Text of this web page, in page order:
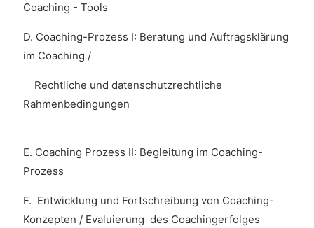
Coaching - Tools
D. Coaching-Prozess I: Beratung und Auftragsklärung
im Coaching /
Rechtliche und datenschutzrechtliche
Rahmenbedingungen
E. Coaching Prozess II: Begleitung im Coaching-
Prozess
F. Entwicklung und Fortschreibung von Coaching-
Konzepten / Evaluierung des Coachingerfolges